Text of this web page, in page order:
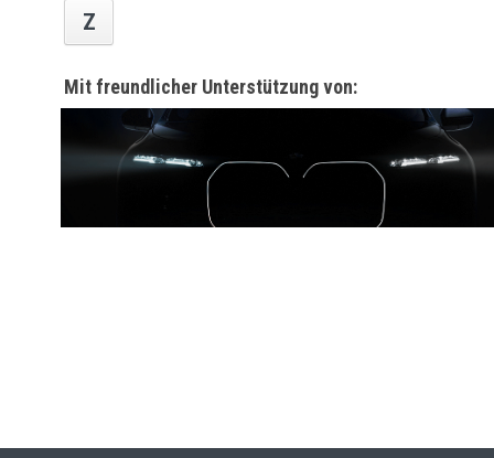
Z
Mit freundlicher Unterstützung von: